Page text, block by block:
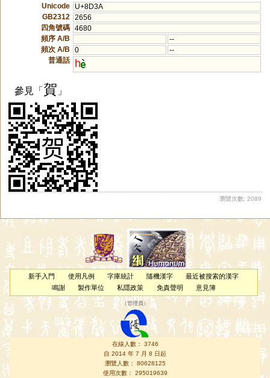
Unicode
U+8D3A
GB2312
2656
四角號碼 4680
頻序 A/B
--
頻次 A/B
0
--
普通話
h
參見「賀 」
瀏覽次數: 2089
新手入門 使用凡例 字庫統計 隨機漢字
最近被搜索的漢字
鳴謝
製作單位 私隱政策 免責聲明 意見簿
（管理員 ）
在線人數： 3746
自 2014 年 7 月 8 日起
瀏覽人數： 80628125
使用次數： 295019639